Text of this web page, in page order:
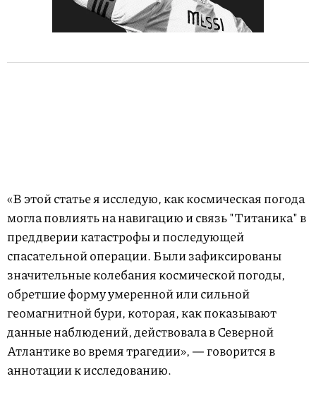
«В этой статье я исследую, как космическая погода
могла повлиять на навигацию и связь "Титаника" в
преддверии катастрофы и последующей
спасательной операции. Были зафиксированы
значительные колебания космической погоды,
обретшие форму умеренной или сильной
геомагнитной бури, которая, как показывают
данные наблюдений, действовала в Северной
Атлантике во время трагедии», — говорится в
аннотации к исследованию.